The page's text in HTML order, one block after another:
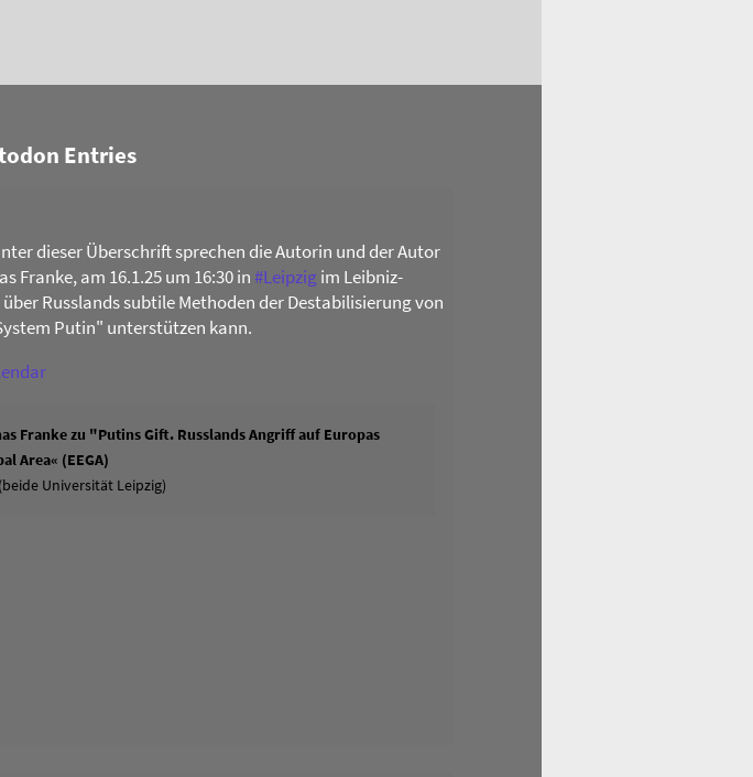
Entries
dieser Überschrift sprechen die Autorin und der Autor
Franke, am 16.1.25 um 16:30 in#Leipzig im Leibniz-
Russlands subtile Methoden der Destabilisierung von
Putin" unterstützen kann.
Franke zu "Putins Gift. Russlands Angriff auf Europas
Area« (EEGA)
Universität Leipzig)